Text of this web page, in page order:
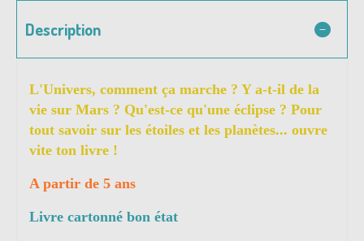
Description
L'Univers, comment ça marche ? Y a-t-il de la
vie sur Mars ? Qu'est-ce qu'une éclipse ? Pour
tout savoir sur les étoiles et les planètes... ouvre
vite ton livre !
A partir de 5 ans
Livre cartonné bon état